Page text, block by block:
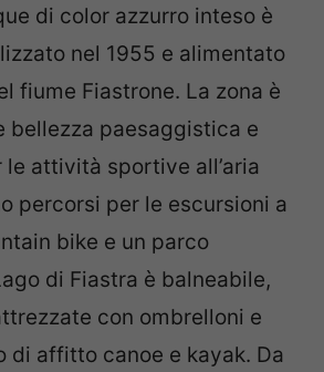
di color azzurro inteso è
nel 1955 e alimentato
fiume Fiastrone. La zona è
bellezza paesaggistica e
attività sportive all’aria
percorsi per le escursioni a
bike e un parco
di Fiastra è balneabile,
con ombrelloni e
di affitto canoe e kayak. Da